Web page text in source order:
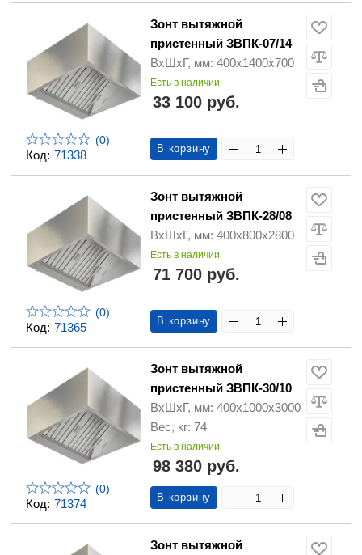
Код: 71338
(0)
Зонт вытяжной
пристенный ЗВПК-07/14
ВхШхГ, мм: 400х1400х700
Есть в наличии
33 100 руб.
В корзину
Код: 71365
(0)
Зонт вытяжной
пристенный ЗВПК-28/08
ВхШхГ, мм: 400х800х2800
Есть в наличии
71 700 руб.
В корзину
Код: 71374
(0)
Зонт вытяжной
пристенный ЗВПК-30/10
ВхШхГ, мм: 400х1000х3000
Вес, кг: 74
Есть в наличии
98 380 руб.
В корзину
Зонт вытяжной